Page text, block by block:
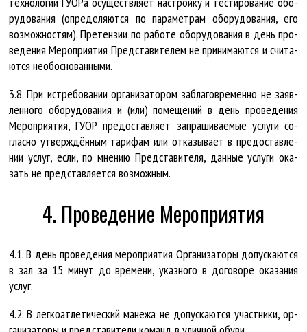
ру­до­ва­ния (опре­де­ля­ют­ся по па­ра­мет­рам обо­ру­до­ва­ния, его
воз­мож­нос­тям). Пре­тен­зии по ра­бо­те обо­ру­до­ва­ния в день про­
ве­де­ния Ме­роп­ри­я­тия Пред­ста­ви­те­лем не при­ни­ма­ют­ся и счи­та­
ют­ся не­об­ос­но­ван­ны­ми.
3.8. При истре­бо­ва­нии ор­га­ни­за­то­ром за­бла­гов­ре­мен­но не за­яв­
лен­но­го обо­ру­до­ва­ния и (или) по­ме­ще­ний в день про­ве­де­ния
Ме­роп­ри­я­тия, ГУ­ОР предо­став­ля­ет за­пра­ши­ва­е­мые услу­ги со­
глас­но утверж­дён­ным та­ри­фам или от­ка­зы­ва­ет в предо­став­ле­
нии услуг, если, по мне­нию Пред­ста­ви­те­ля, дан­ные услу­ги ока­
зать не пред­став­ля­ет­ся воз­мож­ным.
4. Проведение Мероприятия
4.1. В день про­ве­де­ния ме­роп­ри­я­тия Ор­га­ни­за­то­ры до­пус­ка­ют­ся
в зал за 15 ми­нут до вре­ме­ни, указ­но­го в до­го­во­ре ока­за­ния
услуг.
4.2. В лег­ко­ат­ле­ти­чес­кий ма­не­жа не до­пус­ка­ют­ся участ­ни­ки, ор­